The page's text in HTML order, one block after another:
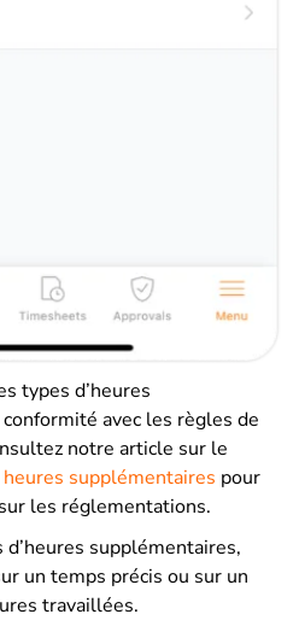
types d’heures
avec les règles de
notre article sur le
supplémentaires pour
les réglementations.
supplémentaires,
un temps précis ou sur un
travaillées.